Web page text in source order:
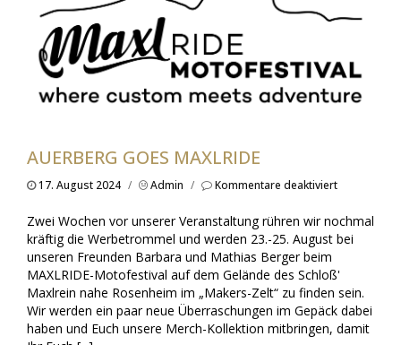
AUERBERG GOES MAXLRIDE
17. August 2024 / Admin / Kommentare deaktiviertfür
goes
MAXLRIDE
Zwei Wochen vor unserer Veranstaltung rühren wir nochmal
kräftig die Werbetrommel und werden 23.-25. August bei
unseren Freunden Barbara und Mathias Berger beim
MAXLRIDE-Motofestival auf dem Gelände des Schloß'
Maxlrein nahe Rosenheim im „Makers-Zelt“ zu finden sein.
Wir werden ein paar neue Überraschungen im Gepäck dabei
haben und Euch unsere Merch-Kollektion mitbringen, damit